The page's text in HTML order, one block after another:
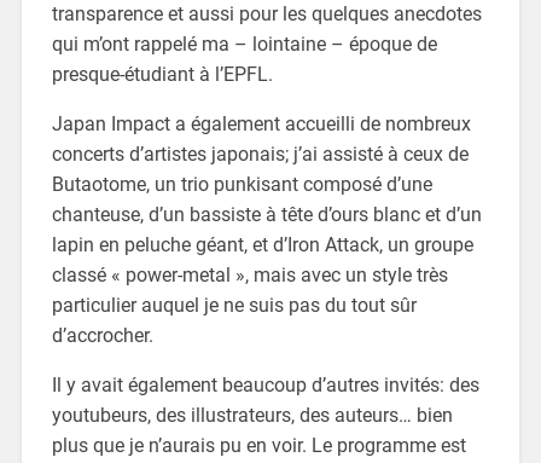
transparence et aussi pour les quelques anecdotes
qui m’ont rappelé ma – lointaine – époque de
presque-étudiant à l’EPFL.
Japan Impact a également accueilli de nombreux
concerts d’artistes japonais; j’ai assisté à ceux de
Butaotome, un trio punkisant composé d’une
chanteuse, d’un bassiste à tête d’ours blanc et d’un
lapin en peluche géant, et d’Iron Attack, un groupe
classé « power-metal », mais avec un style très
particulier auquel je ne suis pas du tout sûr
d’accrocher.
Il y avait également beaucoup d’autres invités: des
youtubeurs, des illustrateurs, des auteurs… bien
plus que je n’aurais pu en voir. Le programme est